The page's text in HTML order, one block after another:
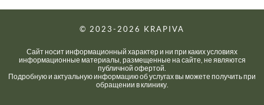
© 2023-2026 KRAPIVA
Сайт носит информационный характер и ни при каких условиях
информационные материалы, размещенные на сайте, не являются
публичной офертой.
Подробную и актуальную информацию об услугах вы можете получить при
обращении в клинику.